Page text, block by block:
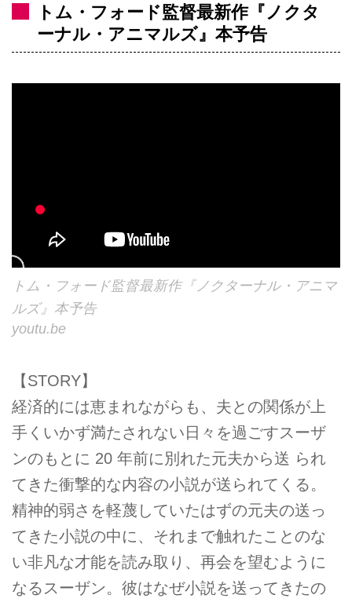
トム・フォード監督最新作『ノクタ
ーナル・アニマルズ』本予告
トム・フォード監督最新作『ノクターナル・アニマ
ルズ』本予告
youtu.be
【STORY】
経済的には恵まれながらも、夫との関係が上
手くいかず満たされない日々を過ごすスーザ
ンのもとに 20 年前に別れた元夫から送 られ
てきた衝撃的な内容の小説が送られてくる。
精神的弱さを軽蔑していたはずの元夫の送っ
てきた小説の中に、それまで触れたことのな
い非凡な才能を読み取り、再会を望むように
なるスーザン。彼はなぜ小説を送ってきたの